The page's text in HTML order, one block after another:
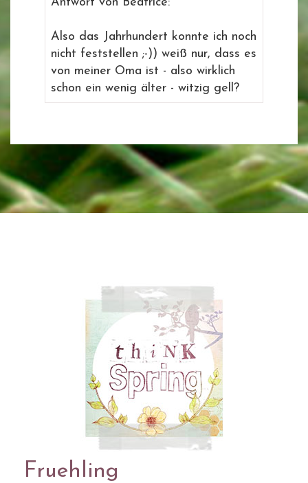
Also das Jahrhundert konnte ich noch
nicht feststellen ;-)) weiß nur, dass es
von meiner Oma ist - also wirklich
schon ein wenig älter - witzig gell?
Fruehling